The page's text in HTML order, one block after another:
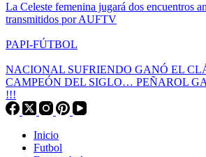
La Celeste femenina jugará dos encuentros
transmitidos por AUFTV
PAPI-FÚTBOL
NACIONAL SUFRIENDO GANÓ EL
CAMPEÓN DEL SIGLO… PEÑAROL
!!!
Inicio
Futbol